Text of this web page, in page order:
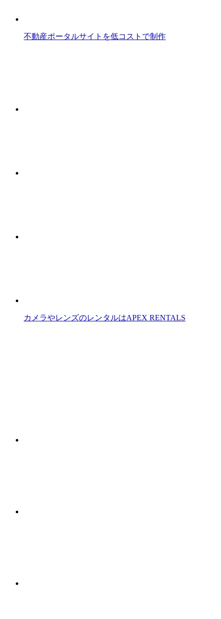
不動産ポータルサイトを低コストで制作
カメラやレンズのレンタルはAPEX RENTALS